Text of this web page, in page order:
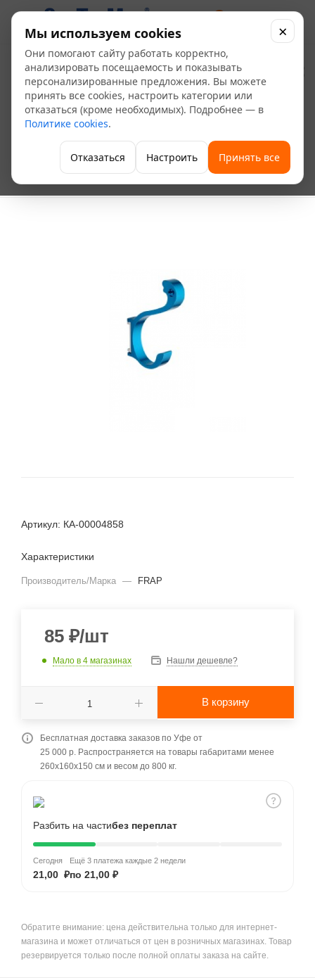
Крючок Frap F204-... , в
ассортименте цветные
Главная — Каталог —
Аксессуары и комплектующие для ванных комнат —
Крючки и вешалки —
Крючок Frap F204-... , в ассортименте цветные
Артикул: КА-00004858
Характеристики
Производитель/Марка — FRAP
85 ₽/шт
Мало в 4 магазинах Нашли дешевле?
В корзину
Бесплатная доставка заказов по Уфе от
25 000 р. Распространяется на товары габаритами менее
260x160x150 см и весом до 800 кг.
Разбить на частибез переплат
Сегодня
21,00 ₽
Ещё 3 платежа каждые 2 недели
по 21,00 ₽
Обратите внимание: цена действительна только для интернет-
магазина и может отличаться от цен в розничных магазинах. Товар
резервируется только после полной оплаты заказа на сайте.
Мы используем cookies
Они помогают сайту работать корректно,
анализировать посещаемость и показывать
персонализированные предложения. Вы можете
принять все cookies, настроить категории или
отказаться (кроме необходимых). Подробнее — в
Политике cookies.
Отказаться Настроить Принять все
×